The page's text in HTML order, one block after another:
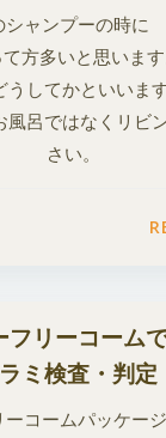
シャンプーの時に
方多いと思いま
うしてかといい
風呂ではなくリビ
さい。
フリーコーム
ラミ検査・判定
コームパッケー